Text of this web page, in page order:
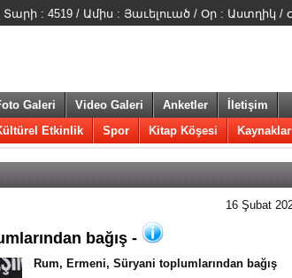
: 4519 / Ամիս : Յաւելուած / Օր : Աստղիկ
Galeri Video Galeri Anketler
İletişim
Etkinlik Spor Kitap Köşesi Kaynaklar
16 Şubat
bağış -
Rum, Ermeni, Süryani toplumlarından bağış